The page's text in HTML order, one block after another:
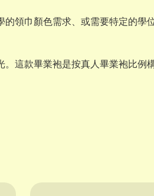
領巾顏色需求、或需要特定的學
這款畢業袍是按真人畢業袍比例